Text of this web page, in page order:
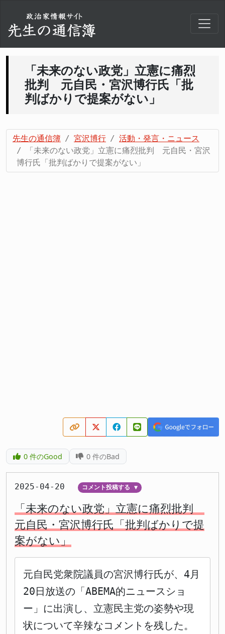
「未来のない政党」立憲に痛烈
批判 元自民・宮沢博行氏「批
判ばかりで提案がない」
先生の通信簿 宮沢博行
活動・発言・ニュース
「未来のない政党」立憲に痛烈批判 元自民・宮沢
博行氏「批判ばかりで提案がない」
0件のGood 0 件のBad
2025-04-20 コメント投稿する ▼
「未来のない政党」立憲に痛烈批判
元自民・宮沢博行氏「批判ばかりで提
案がない」
元自民党衆院議員の宮沢博行氏が、4月
20日放送の「ABEMA的ニュースショ
ー」に出演し、立憲民主党の姿勢や現
状について辛辣なコメントを残した。